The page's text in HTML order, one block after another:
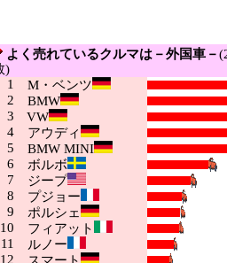
よく売れているクルマは－外国車－
)
1
M・ベンツ
2 BMW
3 VW
4アウディ
5 BMW MINI
6 ボルボ
7 ジープ
8 プジョー
9 ポルシェ
10 フィアット
11
ルノー
12